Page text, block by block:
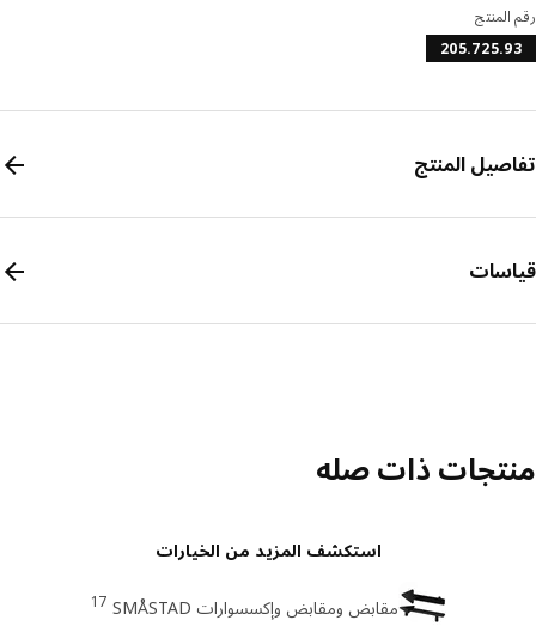
المنتج
ذات صله
استكشف المزيد من الخيارات
مقابض ومقابض وإكسسوارات SMÅSTAD 17